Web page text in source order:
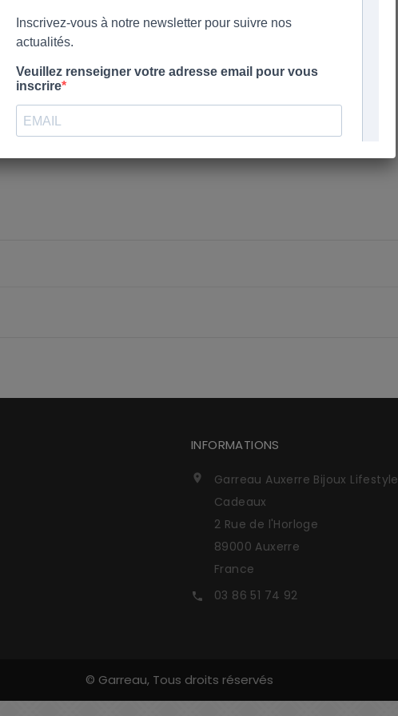
Créer une nouvelle liste
Annuler Créer une liste d'envies
Annuler
INFORMATIONS

Garreau Auxerre Bijoux Lifestyle
Cadeaux
2 Rue de l'Horloge
89000 Auxerre
France
 03 86 51 74 92
© Garreau, Tous droits réservés